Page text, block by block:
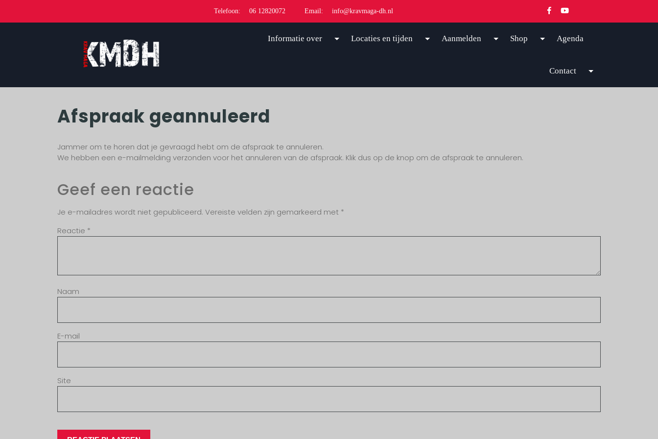
Telefoon: 06 12820072 Email: info@kravmaga-dh.nl
Informatie over Locaties en tijden Aanmelden Shop Agenda
Contact
Afspraak geannuleerd
Jammer om te horen dat je gevraagd hebt om de afspraak te annuleren.
We hebben een e-mailmelding verzonden voor het annuleren van de afspraak. Klik dus op de knop om de afspraak te annuleren.
Geef een reactie
Je e-mailadres wordt niet gepubliceerd. Vereiste velden zijn gemarkeerd met *
Reactie *
Naam
E-mail
Site